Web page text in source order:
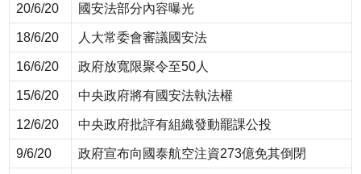
20/6/20 國安法部分內容曝光
18/6/20 人大常委會審議國安法
16/6/20 政府放寬限聚令至50人
15/6/20 中央政府將有國安法執法權
12/6/20 中央政府批評有組織發動罷課公投
9/6/20 政府宣布向國泰航空注資273億免其倒閉